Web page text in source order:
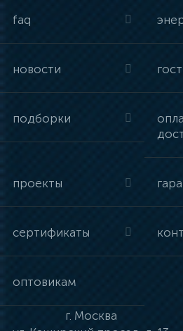
faq
новости
подборки
проекты
сертификаты
оптовикам
г. Москва